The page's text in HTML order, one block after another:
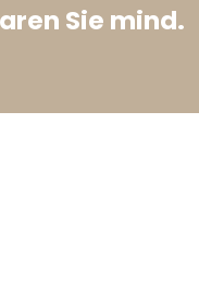
Sie mind.